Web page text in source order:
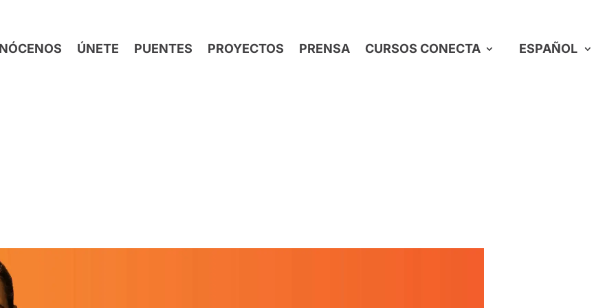
ÚNETE PUENTES PROYECTOS PRENSA CURSOS CONECTA ESPAÑOL